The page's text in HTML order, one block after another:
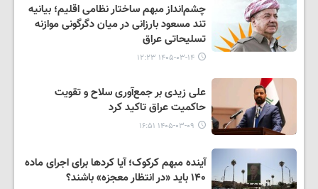
چشم‌انداز مبهم ساختار نظامی اقلیم؛ بیانیه
تند مسعود بارزانی در میان دگرگونی موازنه
تسلیحاتی عراق
۱۴۰۵-۰۳-۱۴ ۱۲:۲۳
علی زیدی بر جمع‌آوری سلاح و تقویت
حاکمیت عراق تاکید کرد
۱۴۰۵-۰۳-۰۹ ۱۶:۵۱
آینده مبهم کرکوک؛ آیا کردها برای اجرای ماده
۱۴۰ باید «در انتظار معجزه» باشند؟